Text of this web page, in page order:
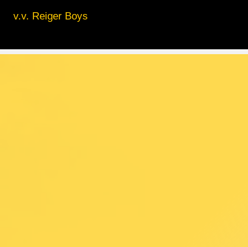
v.v. Reiger Boys